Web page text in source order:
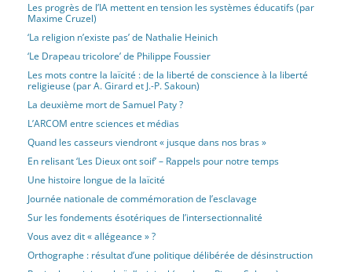
Les progrès de l’IA mettent en tension les systèmes éducatifs (par
Maxime Cruzel)
‘La religion n’existe pas’ de Nathalie Heinich
‘Le Drapeau tricolore’ de Philippe Foussier
Les mots contre la laïcité : de la liberté de conscience à la liberté
religieuse (par A. Girard et J.-P. Sakoun)
La deuxième mort de Samuel Paty ?
L’ARCOM entre sciences et médias
Quand les casseurs viendront « jusque dans nos bras »
En relisant ‘Les Dieux ont soif’ – Rappels pour notre temps
Une histoire longue de la laïcité
Journée nationale de commémoration de l’esclavage
Sur les fondements ésotériques de l’intersectionnalité
Vous avez dit « allégeance » ?
Orthographe : résultat d’une politique délibérée de désinstruction